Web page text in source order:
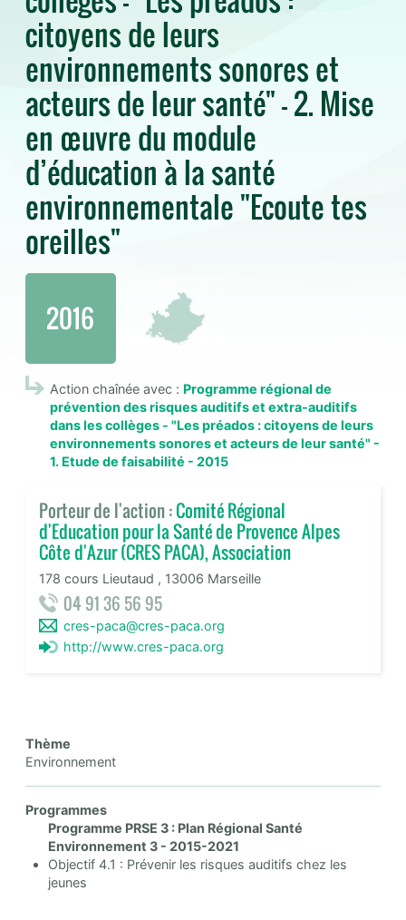
citoyens de leurs
environnements sonores et
acteurs de leur santé" - 2. Mise
en œuvre du module
d’éducation à la santé
environnementale "Ecoute tes
oreilles"
2016
Action chaînée avec : Programme régional de
prévention des risques auditifs et extra-auditifs
dans les collèges - "Les préados : citoyens de leurs
environnements sonores et acteurs de leur santé" -
1. Etude de faisabilité - 2015
Porteur de l'action :Comité Régional
d'Education pour la Santé de Provence Alpes
Côte d'Azur (CRES PACA), Association
178 cours Lieutaud , 13006 Marseille
04 91 36 56 95
cres-paca@cres-paca.org
http://www.cres-paca.org
Thème
Environnement
Programmes
Programme PRSE 3 : Plan Régional Santé
Environnement 3 - 2015-2021
Objectif 4.1 : Prévenir les risques auditifs chez les
jeunes